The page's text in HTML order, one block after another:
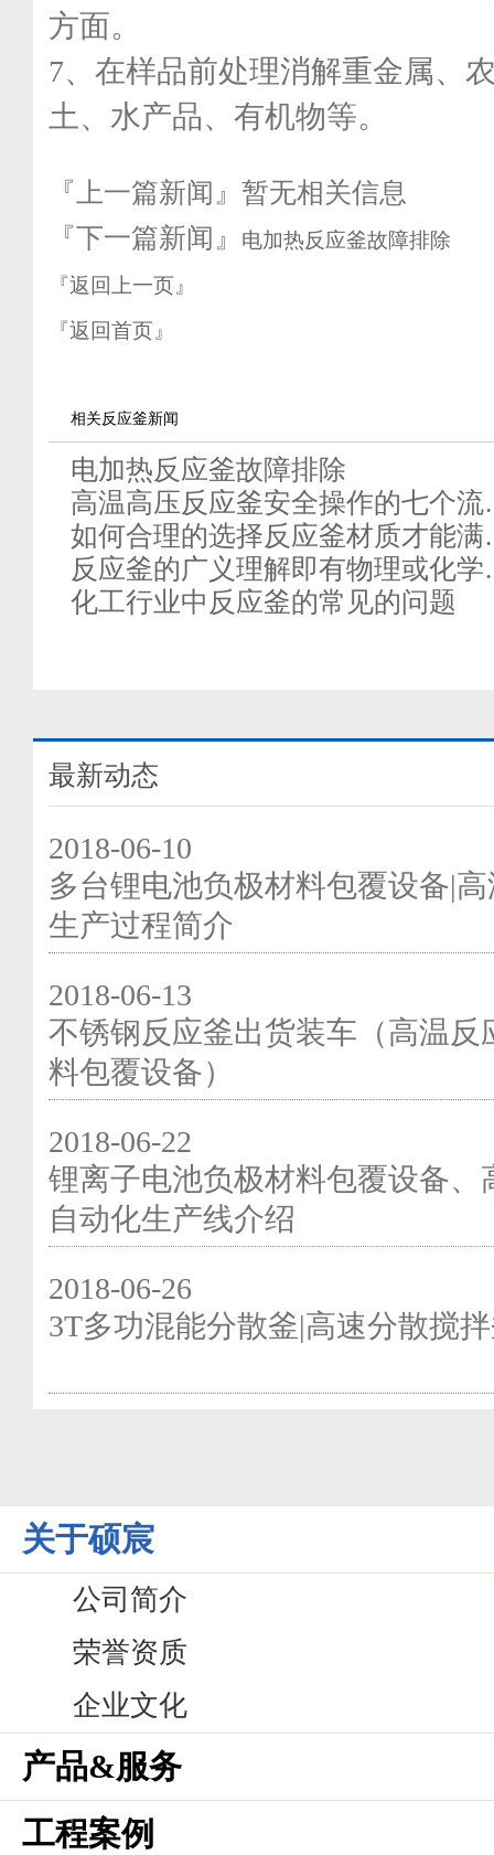
方面。
7、在样品前处理消解重金属、
土、水产品、有机物等。
『上一篇新闻』暂无相关信息
『下一篇新闻』
电加热反应釜故障排除
『返回上一页』
『返回首页』
相关反应釜新闻
电加热反应釜故障排除
高温高压反应釜安全操作的七个
如何合理的选择反应釜材质才能
反应釜的广义理解即有物理或化
化工行业中反应釜的常见的问题
最新动态
2018-06-10
多台锂电池负极材料包覆设备|
生产过程简介
2018-06-13
不锈钢反应釜出货装车（高温反
料包覆设备）
2018-06-22
锂离子电池负极材料包覆设备、
自动化生产线介绍
2018-06-26
3T多功混能分散釜|高速分散搅
关于硕宸
公司简介
荣誉资质
企业文化
产品&服务
工程案例